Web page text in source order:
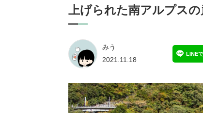
上げられた南アルプス
みう
2021.11.18
LINE